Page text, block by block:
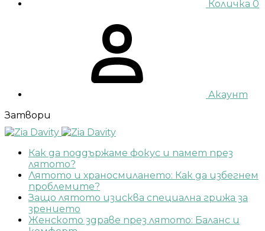
Количка 0
Акаунт
Затвори
Как да поддържаме фокус и памет през
лятото?
Лятото и храносмилането: Как да избегнем
проблемите?
Защо лятото изисква специална грижа за
зрението
Женското здраве през лятото: Баланс и